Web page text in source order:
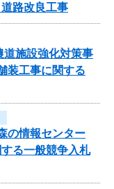
路改良工事
施設強化対策事
工事に関する
の情報センター
る一般競争入札